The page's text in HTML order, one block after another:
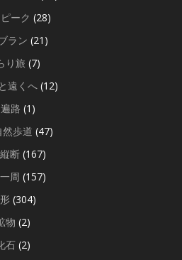
ーク (28)
ラン (21)
り旅 (7)
遠くへ (12)
路 (1)
歩道 (47)
断 (167)
周 (157)
(304)
物 (2)
石 (2)